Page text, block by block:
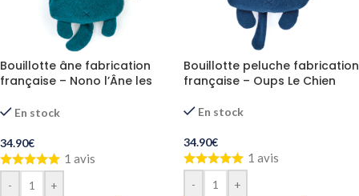
Bouillotte âne fabrication
française – Nono l’Âne les
En stock
34.90€
1 avis
- +
Bouillotte peluche fabrication
française – Oups Le Chien
En stock
34.90€
1 avis
- +